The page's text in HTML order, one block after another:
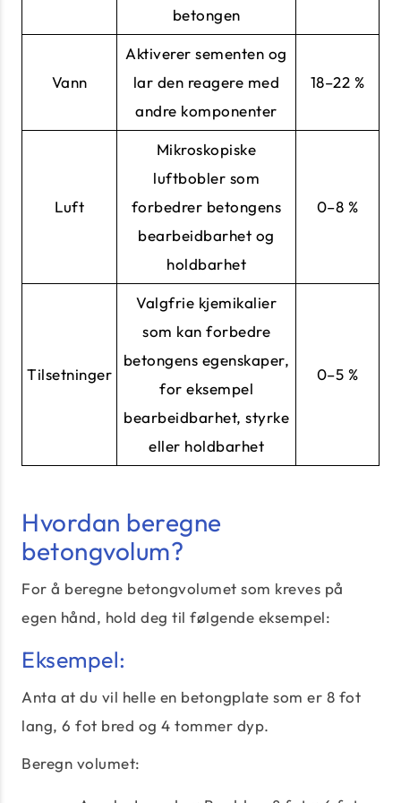
betongen
Vann
Aktiverer sementen og
lar den reagere med
andre komponenter
18–22 %
Luft
Mikroskopiske
luftbobler som
forbedrer betongens
bearbeidbarhet og
holdbarhet
0–8 %
Tilsetninger
Valgfrie kjemikalier
som kan forbedre
betongens egenskaper,
for eksempel
bearbeidbarhet, styrke
eller holdbarhet
0–5 %
Hvordan beregne
betongvolum?
For å beregne betongvolumet som kreves på
egen hånd, hold deg til følgende eksempel:
Eksempel:
Anta at du vil helle en betongplate som er 8 fot
lang, 6 fot bred og 4 tommer dyp.
Beregn volumet: